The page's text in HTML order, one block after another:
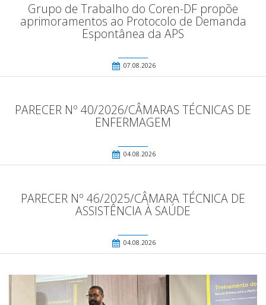
Grupo de Trabalho do Coren-DF propõe
aprimoramentos ao Protocolo de Demanda
Espontânea da APS
07.08.2026
PARECER Nº 40/2026/CÂMARAS TÉCNICAS DE
ENFERMAGEM
04.08.2026
PARECER Nº 46/2025/CÂMARA TÉCNICA DE
ASSISTÊNCIA À SAÚDE
04.08.2026